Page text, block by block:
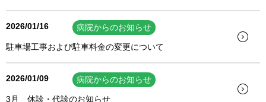
2026/01/16 病院からのお知らせ
駐車場工事および駐車料金の変更について
2026/01/09 病院からのお知らせ
3月 休診・代診のお知らせ